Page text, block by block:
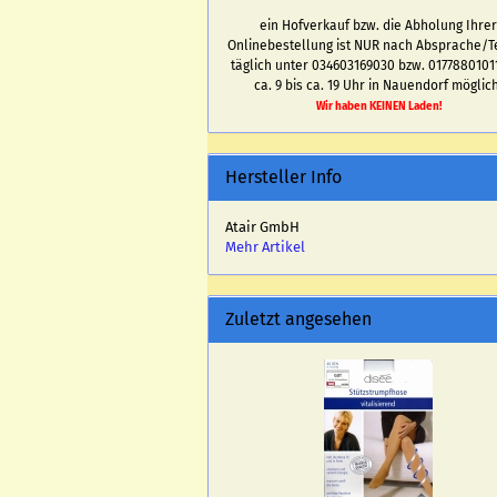
ein Hofverkauf bzw. die Abholung Ihrer
Onlinebestellung ist NUR nach Absprache/
täglich unter 034603169030 bzw.
ca. 9 bis ca. 19 Uhr in Nauendorf
Wir haben KEINEN Laden!
Hersteller Info
Atair GmbH
Mehr Artikel
Zuletzt angesehen